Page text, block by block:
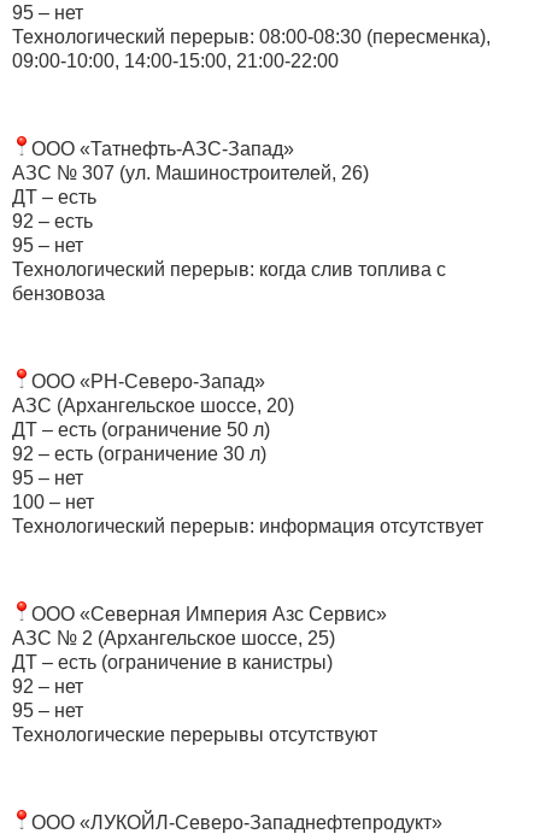
95 – нет
Технологический перерыв: 08:00-08:30 (пересменка),
09:00-10:00, 14:00-15:00, 21:00-22:00
ООО «Татнефть-АЗС-Запад»
АЗС № 307 (ул. Машиностроителей, 26)
ДТ – есть
92 – есть
95 – нет
Технологический перерыв: когда слив топлива с
бензовоза
ООО «РН-Северо-Запад»
АЗС (Архангельское шоссе, 20)
ДТ – есть (ограничение 50 л)
92 – есть (ограничение 30 л)
95 – нет
100 – нет
Технологический перерыв: информация отсутствует
ООО «Северная Империя Азс Сервис»
АЗС № 2 (Архангельское шоссе, 25)
ДТ – есть (ограничение в канистры)
92 – нет
95 – нет
Технологические перерывы отсутствуют
ООО «ЛУКОЙЛ-Северо-Западнефтепродукт»